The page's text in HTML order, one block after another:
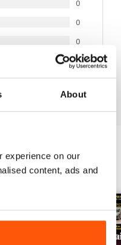
About
experience on our
content, ads and
0
0
0
Visualizza tutti